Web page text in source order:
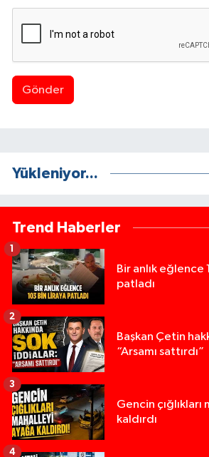
Gönder
Yükleniyor...
Trend Haberler
Bir anlık eğlence
patladı
1
Başkan Çetin
“Arsamı sattırdı”
2
Gencin
kaldırdı
3
4